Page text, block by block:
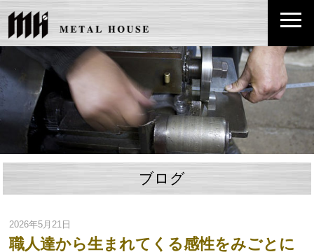
ブログ
2026年5月21日
職人達から生まれてくる感性をみごとに